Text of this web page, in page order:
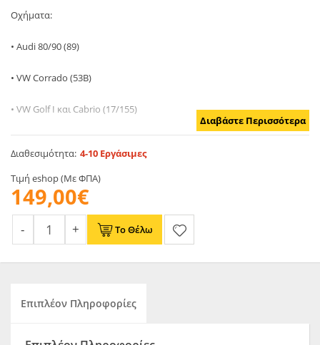
Οχήματα:
• Audi 80/90 (89)
• VW Corrado (53B)
• VW Golf I και Cabrio (17/155)
• VW Golf III και Cabrio l (1H/1E)
• VW Jetta II (19E)
• VW Passat (35I)
• VW Vento (1H) + Jetta 3 III
Tαιριάζει σε τουρμπίνα:
GT28/GT30/GT32/GT35/K24/K26/K27/K28/K29
Διαβάστε Περισσότερα
Διαθεσιμότητα: 4-10 Εργάσιμες
Τιμή eshop (Με ΦΠΑ)
149,00€
Το Θέλω
Επιπλέον Πληροφορίες